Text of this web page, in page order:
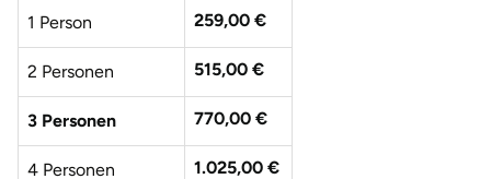
1 Person 259,00 €
2 Personen 515,00 €
3 Personen 770,00 €
4 Personen 1.025,00 €